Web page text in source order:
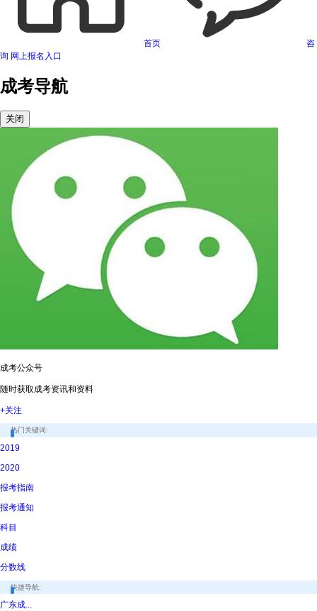
首页
咨
询 网上报名入口
成考导航
关闭
成考公众号
随时获取成考资讯和资料
+关注
热门关键词:
2019
2020
报考指南
报考通知
科目
成绩
分数线
快捷导航:
广东成...